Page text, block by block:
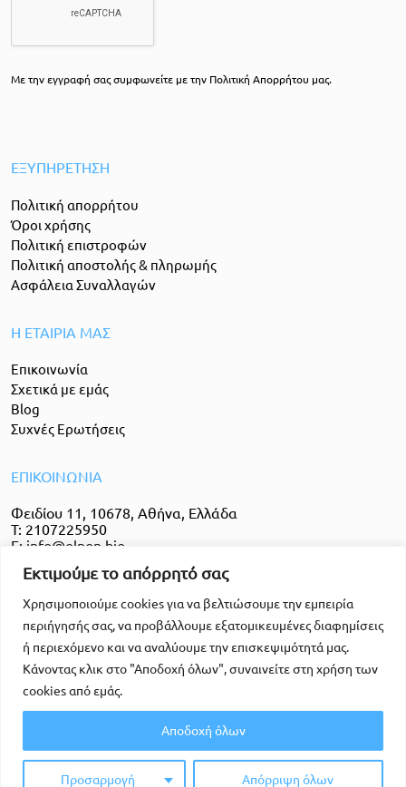
Εκτιμούμε το απόρρητό σας
Χρησιμοποιούμε cookies για να βελτιώσουμε την εμπειρία
περιήγησής σας, να προβάλλουμε εξατομικευμένες διαφημίσεις
ή περιεχόμενο και να αναλύουμε την επισκεψιμότητά μας.
Κάνοντας κλικ στο "Αποδοχή όλων", συναινείτε στη χρήση των
cookies από εμάς.
Προσαρμογή Απόρριψη όλων
Αποδοχή όλων
Με την εγγραφή σας συμφωνείτε με την Πολιτική Απορρήτου μας.
ΕΞΥΠΗΡEΤΗΣΗ
Πολιτική απορρήτου
Όροι χρήσης
Πολιτική επιστροφών
Πολιτική αποστολής & πληρωμής
Ασφάλεια Συναλλαγών
Η ΕΤΑΙΡΙΑ ΜΑΣ
Επικοινωνία
Σχετικά με εμάς
Blog
Συχνές Ερωτήσεις
ΕΠΙΚΟΙΝΩΝΙΑ
Φειδίου 11, 10678, Αθήνα, Ελλάδα
T: 2107225950
E: info@elpon.bio
FOLLOW US